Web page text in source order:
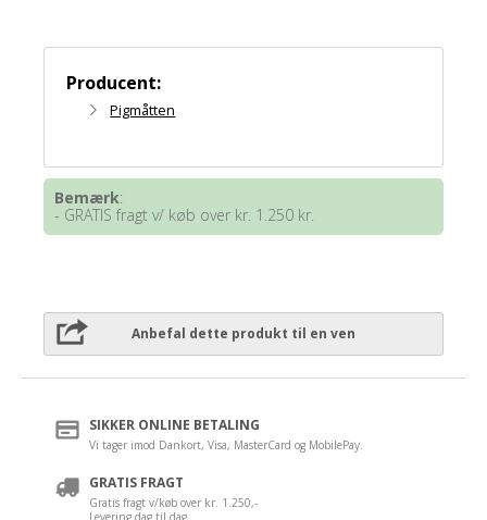
Producent:
Pigmåtten
Bemærk:
- GRATIS fragt v/ køb over kr. 1.250 kr.
Anbefal dette produkt til en ven
SIKKER ONLINE BETALING
Vi tager imod Dankort, Visa, MasterCard og MobilePay.
GRATIS FRAGT
Gratis fragt v/køb over kr. 1.250,-
Levering dag til dag.